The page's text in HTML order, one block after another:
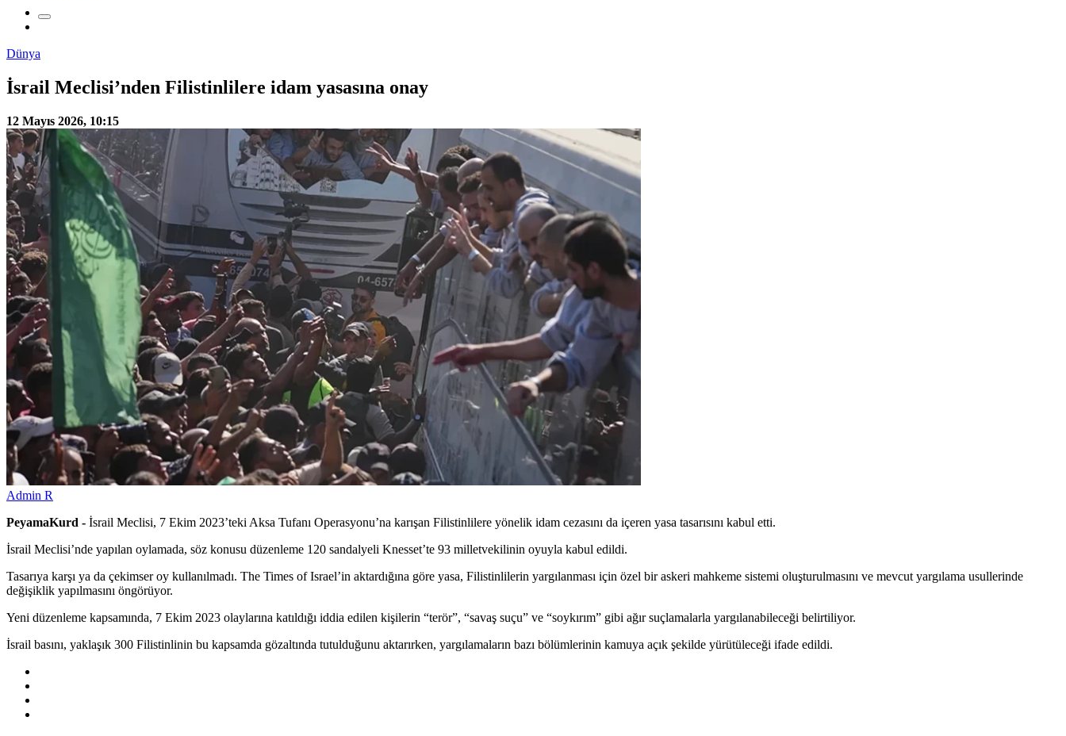
Dünya
İsrail Meclisi’nden Filistinlilere idam yasasına onay
12 Mayıs 2026, 10:15
Admin R
PeyamaKurd - İsrail Meclisi, 7 Ekim 2023’teki Aksa Tufanı Operasyonu’na karışan Filistinlilere yönelik idam cezasını da içeren yasa tasarısını kabul etti.
İsrail Meclisi’nde yapılan oylamada, söz konusu düzenleme 120 sandalyeli Knesset’te 93 milletvekilinin oyuyla kabul edildi.
Tasarıya karşı ya da çekimser oy kullanılmadı. The Times of Israel’in aktardığına göre yasa, Filistinlilerin yargılanması için özel bir askeri mahkeme sistemi oluşturulmasını ve mevcut yargılama usullerinde
değişiklik yapılmasını öngörüyor.
Yeni düzenleme kapsamında, 7 Ekim 2023 olaylarına katıldığı iddia edilen kişilerin “terör”, “savaş suçu” ve “soykırım” gibi ağır suçlamalarla yargılanabileceği belirtiliyor.
İsrail basını, yaklaşık 300 Filistinlinin bu kapsamda gözaltında tutulduğunu aktarırken, yargılamaların bazı bölümlerinin kamuya açık şekilde yürütüleceği ifade edildi.